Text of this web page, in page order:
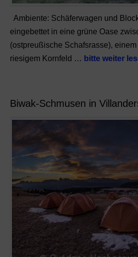
Ambiente: Schäferwagen und
eingebettet in eine grüne Oase
(ostpreußische Schafsrasse),
riesigem Kornfeld … bitte weiter
Biwak-Schmusen in